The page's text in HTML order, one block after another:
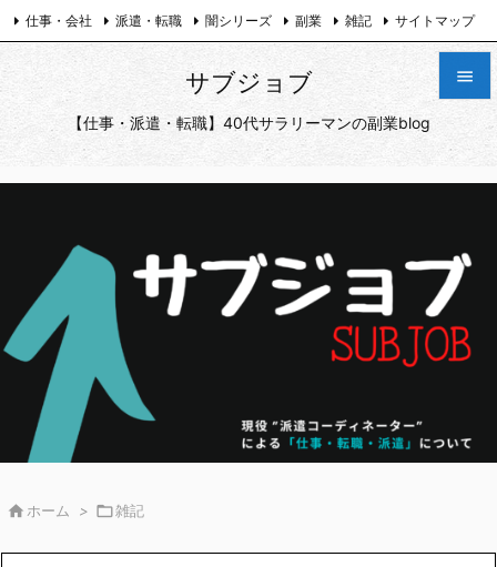
サブジョブ
【仕事・派遣・転職】40代サラリーマンの副業blog


メニュ

前へ


仕事・会社 派遣・転職 闇シリーズ 副業 雑記 サイトマップ
プライバシーポリシー お問い合わせ
 ホーム > 雑記